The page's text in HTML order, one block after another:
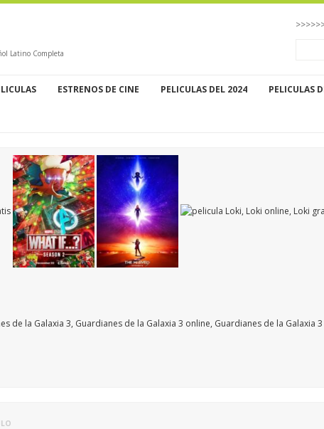
Latino Completa
ESTRENOS DE CINE PELICULAS DEL 2024 PELICULAS